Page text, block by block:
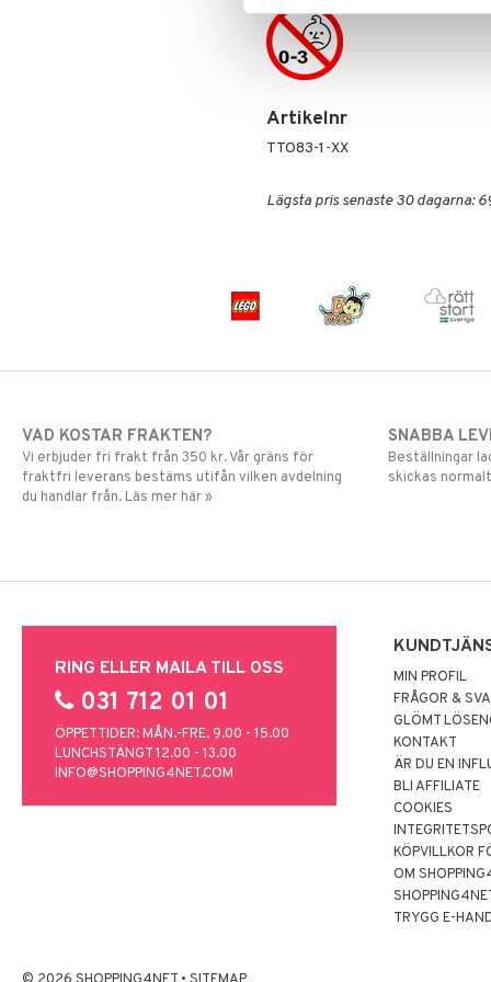
Artikelnr
TTO83-1-XX
Lägsta pris senaste 30 dagarna:
VAD KOSTAR FRAKTEN?
Vi erbjuder fri frakt från 350 kr. Vår gräns för
fraktfri leverans bestäms utifån vilken avdelning
du handlar från. Läs mer här »
SNABBA
Beställningar
skickas
RING ELLER MAILA TILL OSS
031 712 01 01
ÖPPETTIDER: MÅN.-FRE. 9.00 - 15.00
LUNCHSTÄNGT 12.00 - 13.00
INFO@SHOPPING4NET.COM
MIN PROFIL
FRÅGOR &
GLÖMT
KONTAKT
ÄR DU EN
BLI AFFILIATE
COOKIES
KÖPVILLKOR
OM
TRYGG E-